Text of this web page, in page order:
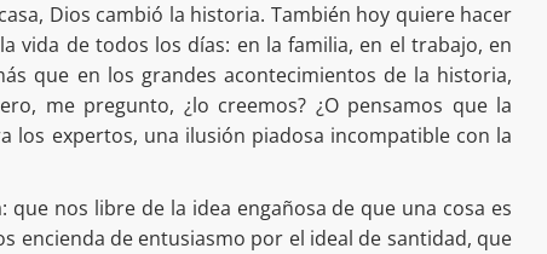
Dios cambió la historia. También hoy quiere hacer
vida de todos los días: en la familia, en el trabajo, en
que en los grandes acontecimientos de la historia,
me pregunto, ¿lo creemos? ¿O pensamos que la
los expertos, una ilusión piadosa incompatible con la
que nos libre de la idea engañosa de que una cosa es
encienda de entusiasmo por el ideal de santidad, que